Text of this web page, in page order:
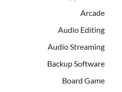
Arcade
Audio Editing
Audio Streaming
Backup Software
Board Game